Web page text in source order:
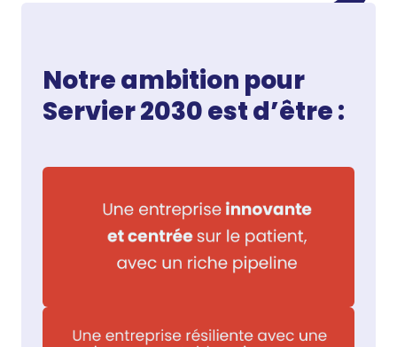
Notre ambition pour
Servier 2030 est d’être :